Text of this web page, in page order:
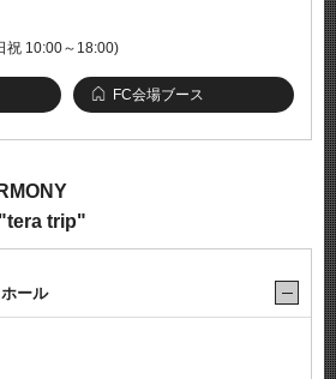
祝 10:00～18:00)
FC会場ブース
trip"
ール